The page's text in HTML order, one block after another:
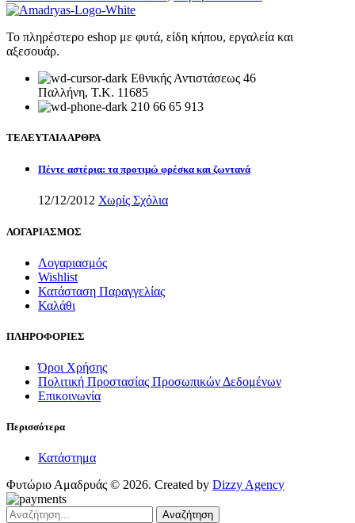
Το πληρέστερο eshop με φυτά, είδη κήπου, εργαλεία και
αξεσουάρ.
Εθνικής Αντιστάσεως 46
Παλλήνη, Τ.Κ. 11685
210 66 65 913
ΤΕΛΕΥΤΑΙΑ ΑΡΘΡΑ
Πέντε αστέρια: τα προτιμώ φρέσκα και ζωντανά
12/12/2012 Χωρίς Σχόλια
ΛΟΓΑΡΙΑΣΜΟΣ
Λογαριασμός
Wishlist
Κατάσταση Παραγγελίας
Καλάθι
ΠΛΗΡΟΦΟΡΙΕΣ
Όροι Χρήσης
Πολιτική Προστασίας Προσωπικών Δεδομένων
Επικοινωνία
Περισσότερα
Κατάστημα
Φυτώριο Αμαδρυάς © 2026. Created by Dizzy Agency
Αναζήτηση